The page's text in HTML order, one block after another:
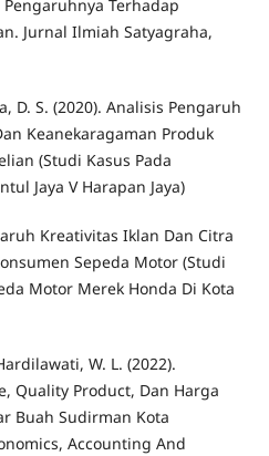
Terhadap
Jurnal Ilmiah Satyagraha,
D. S. (2020). Analisis Pengaruh
Keanekaragaman Produk
(Studi Kasus Pada
Jaya V Harapan Jaya)
Kreativitas Iklan Dan Citra
Sepeda Motor (Studi
Motor Merek Honda Di Kota
W. L. (2022).
Quality Product, Dan Harga
Buah Sudirman Kota
Accounting And